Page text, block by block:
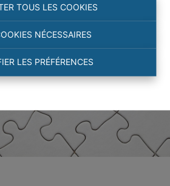
TOUS LES COOKIES
NÉCESSAIRES
LES PRÉFÉRENCES